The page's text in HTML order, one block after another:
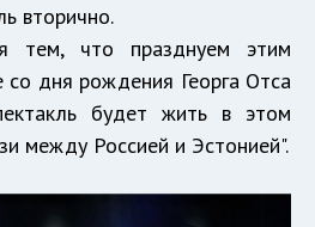
вторично.
тем, что празднуем этим
со дня рождения Георга Отса
будет жить в этом
между Россией и Эстонией".